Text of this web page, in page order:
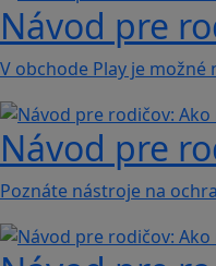
Návod pre
V obchode Play je
Návod pre
Poznáte nástroje na